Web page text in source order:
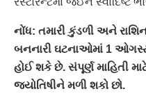
નોંધ: તમારી કુંડળી અને
બનનારી ઘટનાઓમાં 1 ઓગસ્ટ
હોઈ શકે છે. સંપૂર્ણ માહિતી
જ્યોતિષીને મળી શકો છો.